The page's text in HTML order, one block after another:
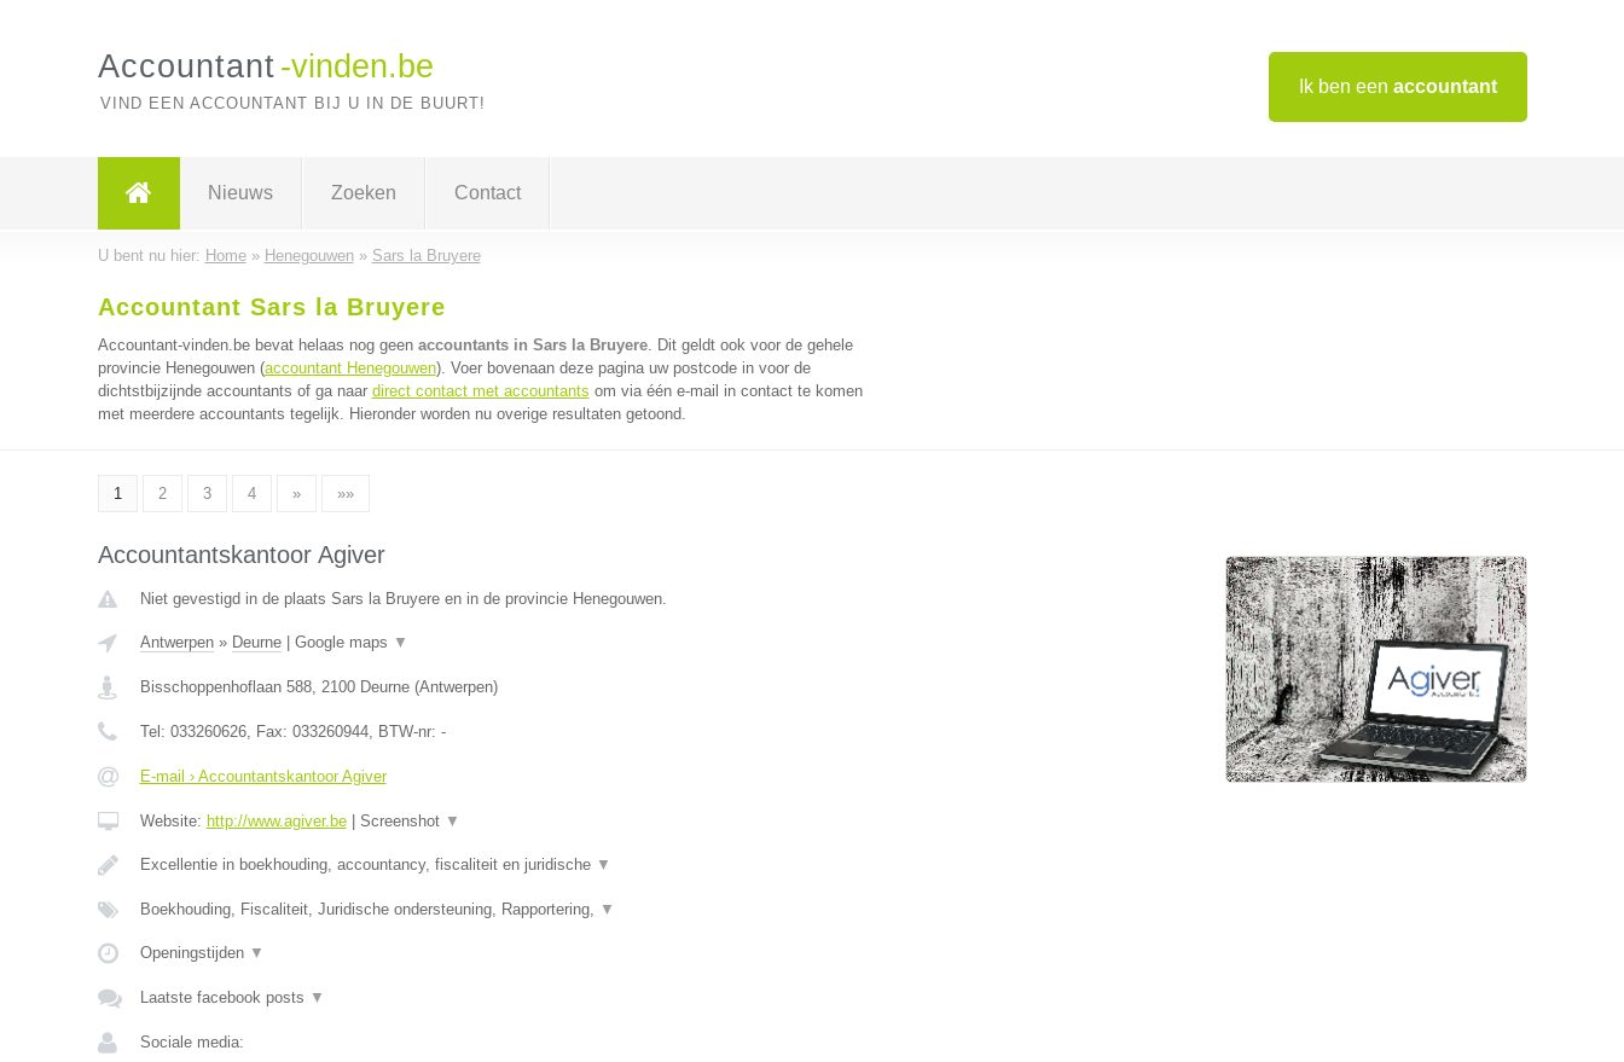
Ik ben een accountant
Accountant -vinden.be
VIND EEN ACCOUNTANT BIJ U IN DE BUURT!
Nieuws Zoeken Contact
U bent nu hier: Home» Henegouwen» Sars la Bruyere
Accountant Sars la Bruyere
Accountant-vinden.be bevat helaas nog geen accountants in Sars la Bruyere. Dit geldt ook voor de gehele
provincie Henegouwen (accountant Henegouwen). Voer bovenaan deze pagina uw postcode in voor de
dichtstbijzijnde accountants of ga naar direct contact met accountants om via één e-mail in contact te komen
met meerdere accountants tegelijk. Hieronder worden nu overige resultaten getoond.
1 2 3 4 » »»
Accountantskantoor Agiver
Niet gevestigd in de plaats Sars la Bruyere en in de provincie Henegouwen.
Antwerpen» Deurne| Google maps ▼
Bisschoppenhoflaan 588, 2100 Deurne(Antwerpen)
Tel: 033260626, Fax: 033260944, BTW-nr: -
E-mail › Accountantskantoor Agiver
Website: http://www.agiver.be| Screenshot ▼
Excellentie in boekhouding, accountancy, fiscaliteit en juridische ▼
Boekhouding, Fiscaliteit, Juridische ondersteuning, Rapportering, ▼
Openingstijden ▼
Laatste facebook posts ▼
Sociale media: